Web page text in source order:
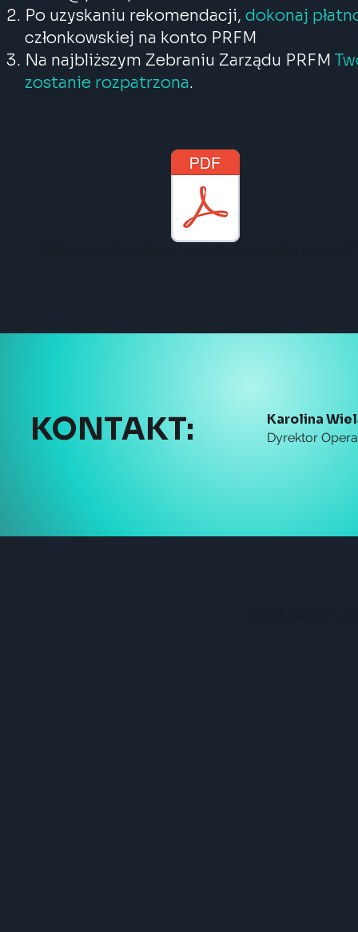
Po uzyskaniu rekomendacji, dokonaj
członkowskiej na konto PRFM
Na najbliższym Zebraniu Zarządu PRFM
zostanie rozpatrzona.
KONTAKT: Karolina
Dyrektor